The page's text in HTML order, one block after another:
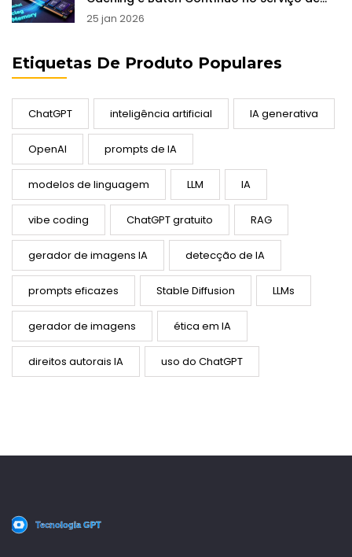
LLMs
25 jan 2026
Etiquetas De Produto Populares
ChatGPT inteligência artificial IA generativa
OpenAI prompts de IA
modelos de linguagem LLM IA
vibe coding ChatGPT gratuito RAG
gerador de imagens IA detecção de IA
prompts eficazes Stable Diffusion LLMs
gerador de imagens ética em IA
direitos autorais IA uso do ChatGPT